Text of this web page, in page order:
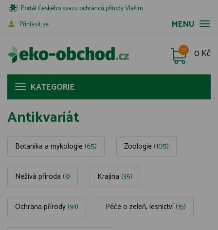
Portál Českého svazu ochránců přírody Vlašim
MENU
Příhlásit se
0 Kč
0
KATEGORIE
Antikvariát
Botanika a mykologie (65) Zoologie (105)
Neživá příroda (3) Krajina (35)
Ochrana přírody (91) Péče o zeleň, lesnictví (15)